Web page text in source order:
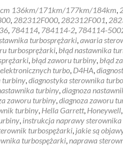
about
Tucson
brak
mocy
2.0
crdi
136km/171km/177km/184km,
, 282312F000, 282312F001,
, 784114, 784114-2, 784114-
turbosprężarki,awaria
turbosprężarki, błąd nastawnika
, błąd zaworu turbiny, błąd
turbo, D4HA,
turbiny,diagnostyka sterownika
turbiny,diagnoza
zaworu turbiny,diagnoza zaworu
turbiny, Hella Garrett, Honeywell,
, instrukcja naprawy
turbospężarki, jakie są
turbospężarki,naprawa